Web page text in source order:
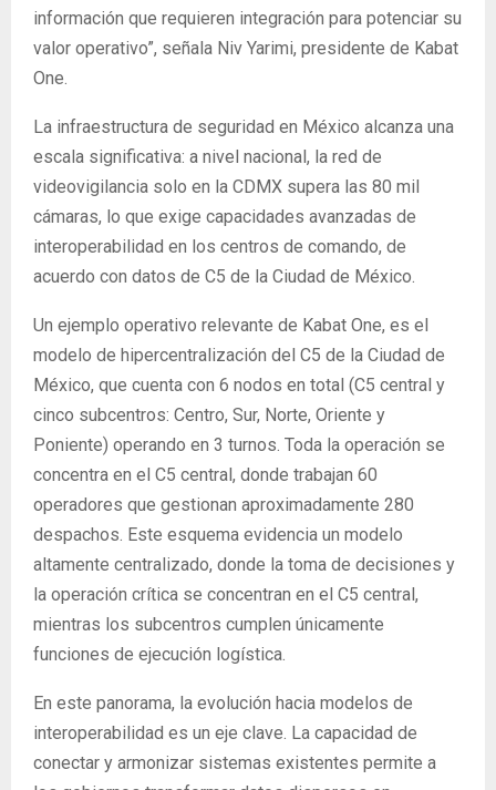
información que requieren integración para potenciar su
valor operativo”, señala Niv Yarimi, presidente de Kabat
One.
La infraestructura de seguridad en México alcanza una
escala significativa: a nivel nacional, la red de
videovigilancia solo en la CDMX supera las 80 mil
cámaras, lo que exige capacidades avanzadas de
interoperabilidad en los centros de comando, de
acuerdo con datos de C5 de la Ciudad de México.
Un ejemplo operativo relevante de Kabat One, es el
modelo de hipercentralización del C5 de la Ciudad de
México, que cuenta con 6 nodos en total (C5 central y
cinco subcentros: Centro, Sur, Norte, Oriente y
Poniente) operando en 3 turnos. Toda la operación se
concentra en el C5 central, donde trabajan 60
operadores que gestionan aproximadamente 280
despachos. Este esquema evidencia un modelo
altamente centralizado, donde la toma de decisiones y
la operación crítica se concentran en el C5 central,
mientras los subcentros cumplen únicamente
funciones de ejecución logística.
En este panorama, la evolución hacia modelos de
interoperabilidad es un eje clave. La capacidad de
conectar y armonizar sistemas existentes permite a